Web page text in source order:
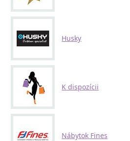
Husky
K dispozícii
Nábytok Fines